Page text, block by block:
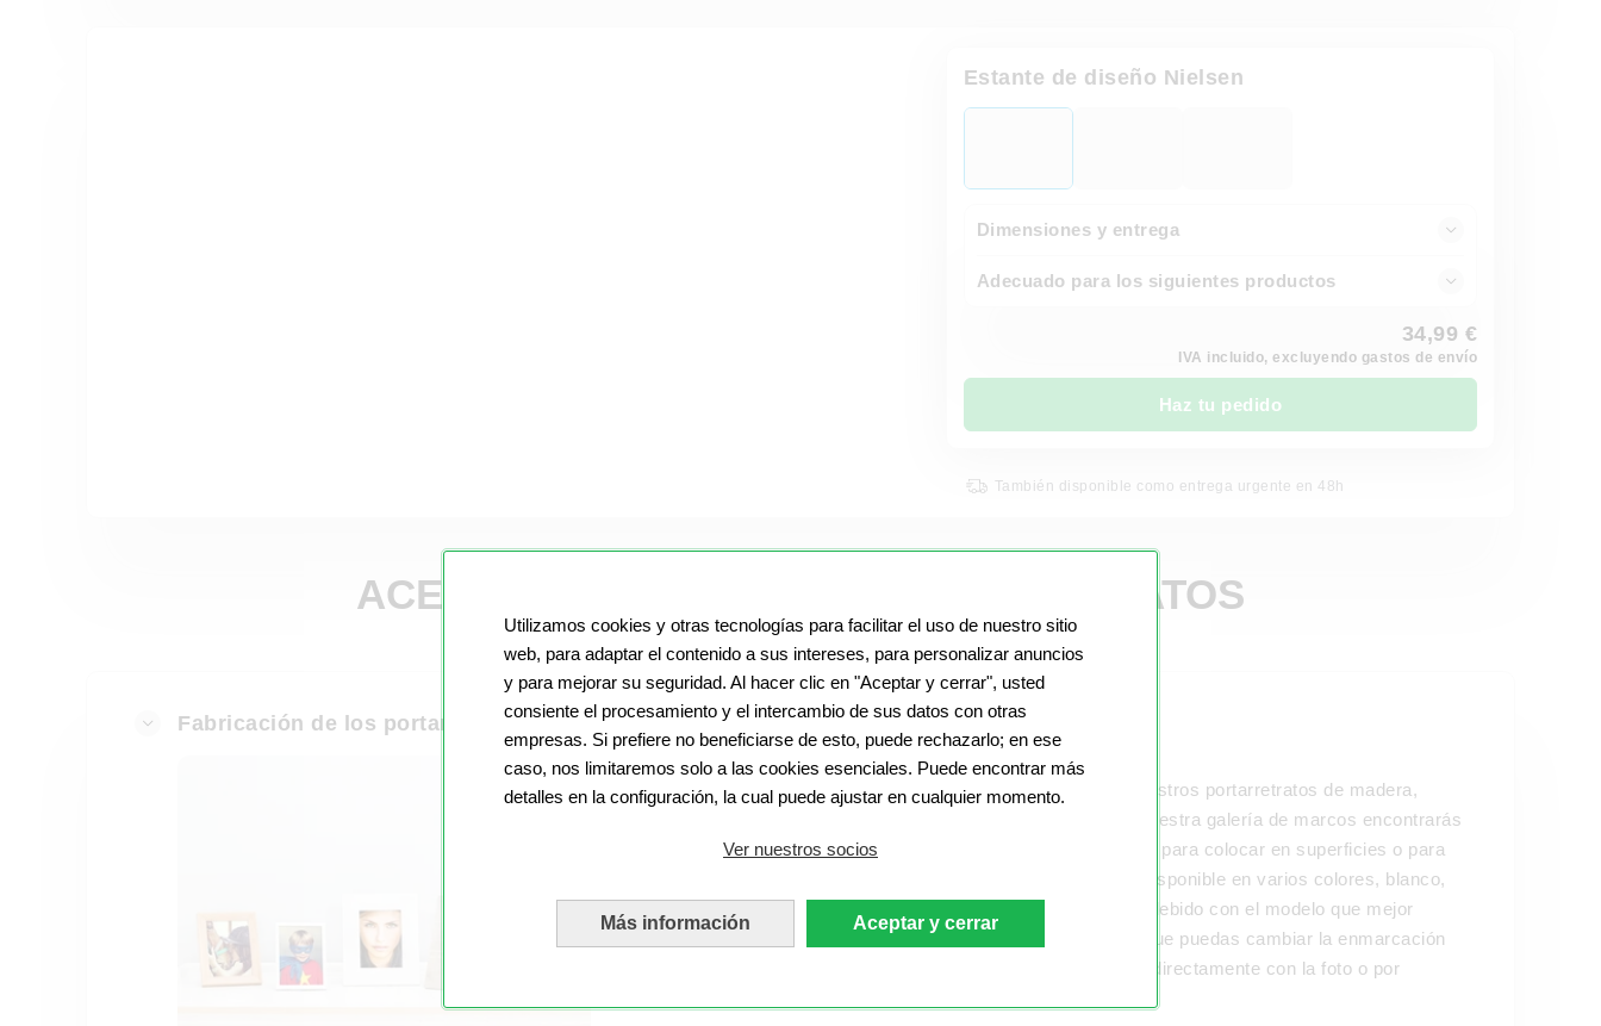
Utilizamos cookies y otras tecnologías para facilitar el uso de nuestro sitio
web, para adaptar el contenido a sus intereses, para personalizar anuncios
y para mejorar su seguridad. Al hacer clic en "Aceptar y cerrar", usted
consiente el procesamiento y el intercambio de sus datos con otras
empresas. Si prefiere no beneficiarse de esto, puede rechazarlo; en ese
caso, nos limitaremos solo a las cookies esenciales. Puede encontrar más
detalles en la configuración, la cual puede ajustar en cualquier momento.
Ver nuestros socios
Más información Aceptar y cerrar
Estante de diseño Nielsen
Dimensiones y entrega
Adecuado para los siguientes productos
34,99 €
IVA incluido, excluyendo gastos de envío
Haz tu pedido
También disponible como entrega urgente en 48h
ACERCA DE NUESTROS PORTARRETRATOS
Fabricación de los portarretratos
El tamaño de 18 x 13 cm se utiliza mucho en los retratos. Nuestros portarretratos de madera,
aluminio y plástico están fabricados con estas medidas. En nuestra galería de marcos encontrarás
muchos diseños diferentes: modernos, clásicos, románticos y para colocar en superficies o para
colgar; la selección es enorme. Cada diseño, a su vez, está disponible en varios colores, blanco,
negro, tonos naturales, oro y plata. Enmarca tu foto como es debido con el modelo que mejor
combine. Todos los portarretratos son intercambiables, para que puedas cambiar la enmarcación
de tu foto cuando quieras. Los portarretratos se pueden pedir directamente con la foto o por